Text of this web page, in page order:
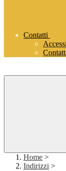
Contatti
Home >
Indirizzi >